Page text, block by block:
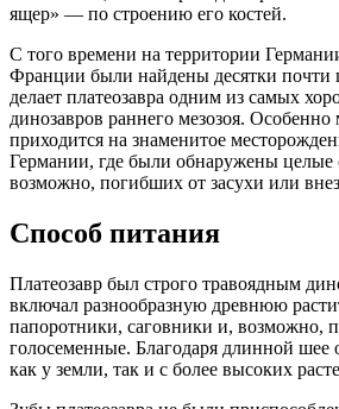
ящер» — по строению его костей.
С того времени на территории
Франции были найдены десятки почти
делает платеозавра одним из самых
динозавров раннего мезозоя. Особенно
приходится на знаменитое
Германии, где были обнаружены целые
возможно, погибших от засухи или
Способ питания
Платеозавр был строго травоядным
включал разнообразную древнюю
папоротники, саговники и, возможно,
голосеменные. Благодаря длинной шее
как у земли, так и с более высоких